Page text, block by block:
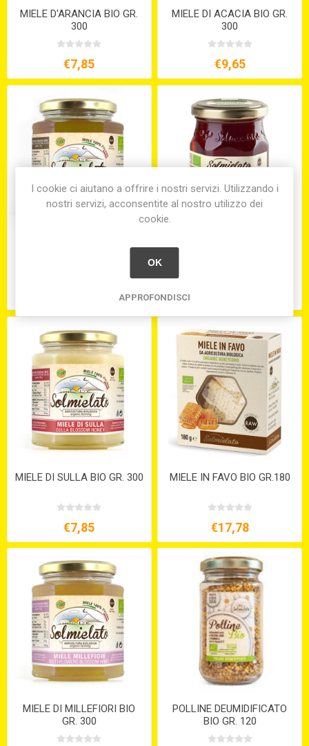
MIELE D'ARANCIA BIO GR.
300
€7,85
MIELE DI ACACIA BIO GR.
300
€9,65
MIELE DI EUCALIPTO BIO
MIELE DI MELATA DI BOSCO
MIELE DI SULLA BIO GR. 300
€7,85
MIELE IN FAVO BIO GR.180
€17,78
MIELE DI MILLEFIORI BIO
GR. 300
POLLINE DEUMIDIFICATO
BIO GR. 120
I cookie ci aiutano a offrire i nostri servizi. Utilizzando i
nostri servizi, acconsentite al nostro utilizzo dei
cookie.
OK
APPROFONDISCI